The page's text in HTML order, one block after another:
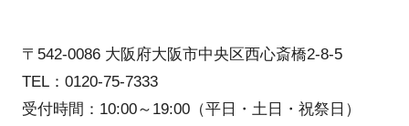
〒542-0086 大阪府大阪市中央区西心斎橋2-8-5
TEL：0120-75-7333
受付時間：10:00～19:00（平日・土日・祝祭日）